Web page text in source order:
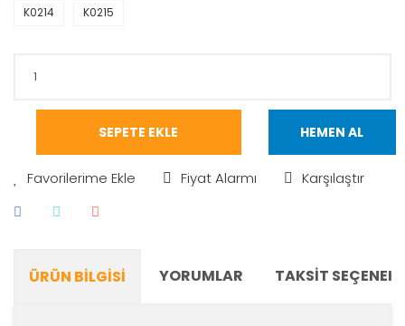
K0214 K0215
SEPETE EKLE HEMEN AL
Fiyat Alarmı Karşılaştır
ÜRÜN BILGISI YORUMLAR TAKSIT